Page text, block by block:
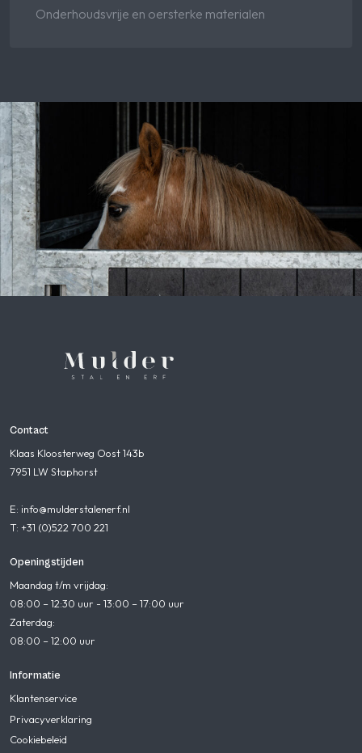
Onderhoudsvrije en oersterke materialen
Contact
Klaas Kloosterweg Oost 143b
7951 LW Staphorst
E: info@mulderstalenerf.nl
T: +31 (0)522 700 221
Openingstijden
Maandag t/m vrijdag:
08:00 – 12:30 uur - 13:00 – 17:00 uur
Zaterdag:
08:00 – 12:00 uur
Informatie
Klantenservice
Privacyverklaring
Cookiebeleid